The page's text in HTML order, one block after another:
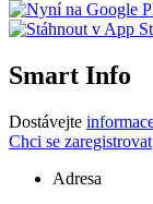
Smart Info
Dostávejte
Chci se zaregistrovat
Adresa